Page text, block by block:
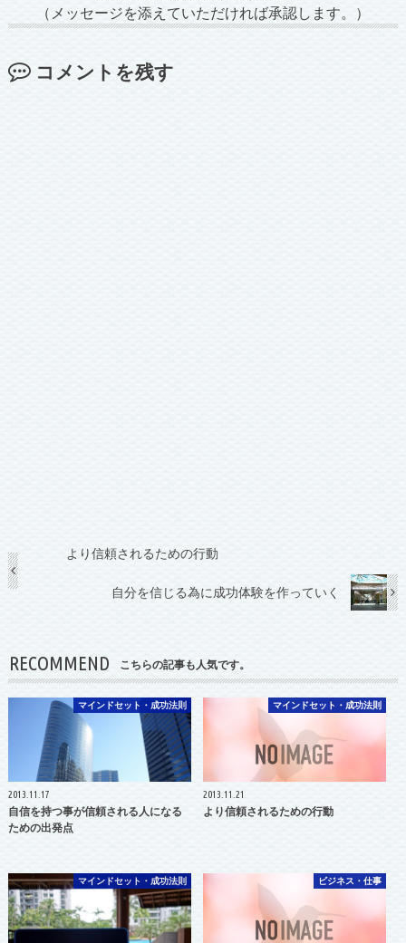
（メッセージを添えていただければ承認します。）
コメントを残す
より信頼されるための行動
自分を信じる為に成功体験を作っていく
RECOMMEND こちらの記事も人気です。
マインドセット・成功法則
2013.11.17
自信を持つ事が信頼される人になる
ための出発点
マインドセット・成功法則
2013.11.21
より信頼されるための行動
マインドセット・成功法則 ビジネス・仕事